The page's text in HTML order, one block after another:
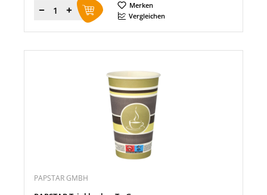
Menge
Merken
Vergleichen
PAPSTAR GMBH